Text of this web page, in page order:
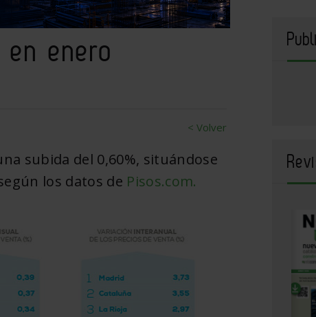
enero
< Volver
subida del 0,60%, situándose
los datos de Pisos.com.